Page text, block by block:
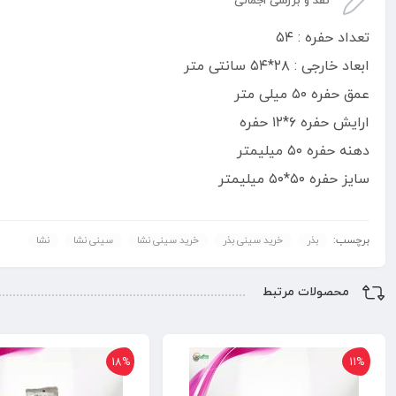
تعداد حفره : ۵۴
ابعاد خارجی : ۲۸*۵۴ سانتی متر
عمق حفره ۵۰ میلی متر
ارایش حفره ۶*۱۲ حفره
دهنه حفره ۵۰ میلیمتر
سایز حفره ۵۰*۵۰ میلیمتر
برچسب: بذر خرید سینی بذر خرید سینی نشا سینی نشا نشا
محصولات مرتبط
11%
18%